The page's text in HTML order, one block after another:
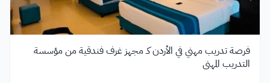
فرصة تدريب مهني في الأردن كـ مجهز غرف فندقية من مؤسسة
التدريب المهني